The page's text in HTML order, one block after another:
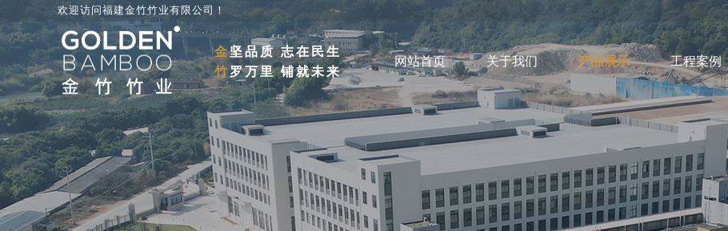
欢迎访问福建金竹竹业有限公司 ！
网站首页 关于我们 产品展示 工程案例
金坚品质 志在民生
竹罗万里 铺就未来